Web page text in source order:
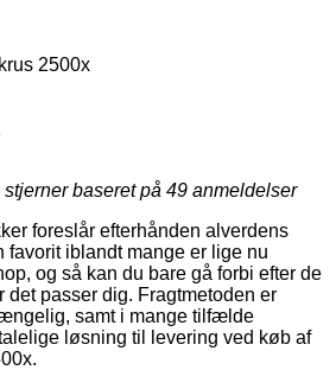
2500x
stjerner baseret på 49 anmeldelser
foreslår efterhånden alverdens
favorit iblandt mange er lige nu
og så kan du bare gå forbi efter de
passer dig. Fragtmetoden er
samt i mange tilfælde
løsning til levering ved køb af